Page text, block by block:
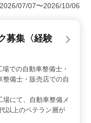
験豊富な方も、新
をお任せします。
整備業務なども行
が可能です。 ＜
無料駐車場も完備
制で年間休日は
携わりながら、自身
ることが可能で
07/07〜2026/10/06
募集〈経験
備士・販売店での自
にて、自動車整備メ
以上のベテラン層が